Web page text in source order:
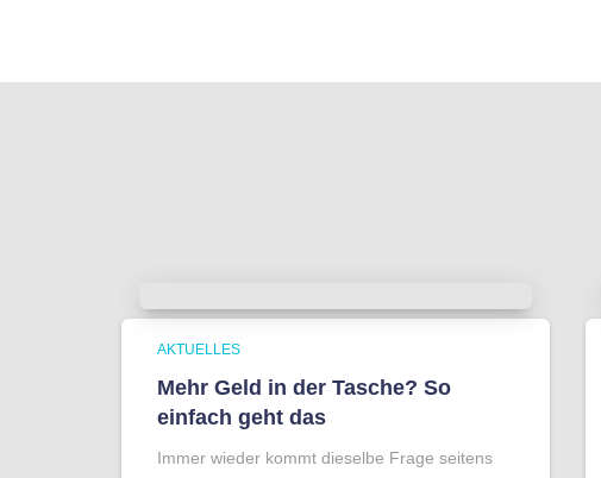
AKTUELLES
Mehr Geld in der Tasche? So
einfach geht das
Immer wieder kommt dieselbe Frage seitens